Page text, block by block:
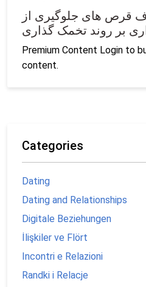
قرص های جلوگیری از
بر روند تخمک گذاری
Premium Content Login to
content.
Categories
Dating
Dating and Relationships
Digitale Beziehungen
İlişkiler ve Flört
Incontri e Relazioni
Randki i Relacje